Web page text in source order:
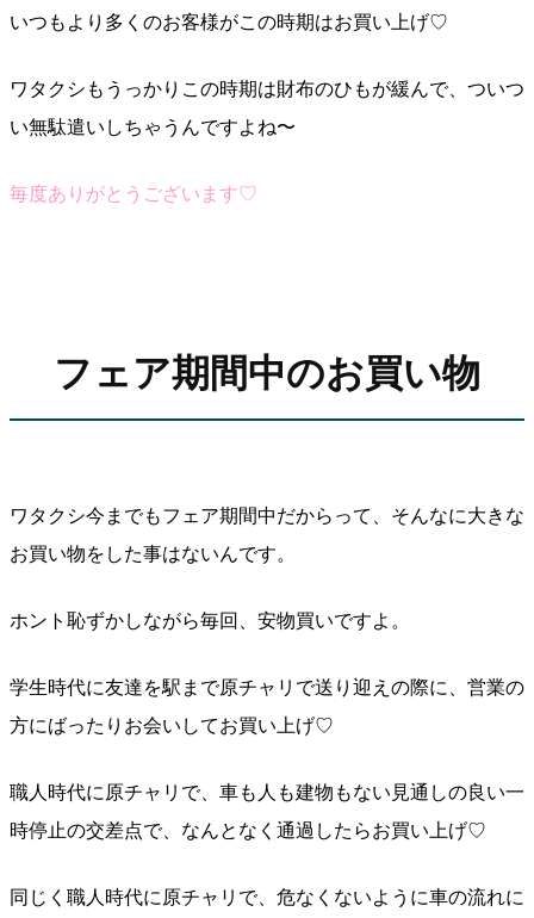
いつもより多くのお客様がこの時期はお買い上げ♡
ワタクシもうっかりこの時期は財布のひもが緩んで、ついつ
い無駄遣いしちゃうんですよね〜
毎度ありがとうございます♡
フェア期間中のお買い物
ワタクシ今までもフェア期間中だからって、そんなに大きな
お買い物をした事はないんです。
ホント恥ずかしながら毎回、安物買いですよ。
学生時代に友達を駅まで原チャリで送り迎えの際に、営業の
方にばったりお会いしてお買い上げ♡
職人時代に原チャリで、車も人も建物もない見通しの良い一
時停止の交差点で、なんとなく通過したらお買い上げ♡
同じく職人時代に原チャリで、危なくないように車の流れに